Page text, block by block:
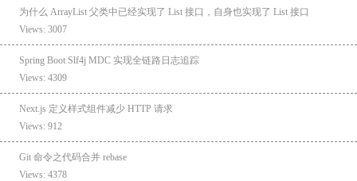
为什么 ArrayList 父类中已经实现了 List 接口，自身也实现了 List 接口
Views: 3007
Spring Boot Slf4j MDC 实现全链路日志追踪
Views: 4309
Next.js 定义样式组件减少 HTTP 请求
Views: 912
Git 命令之代码合并 rebase
Views: 4378